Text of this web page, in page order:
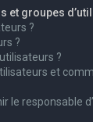
et groupes
?
?
?
et
le responsable